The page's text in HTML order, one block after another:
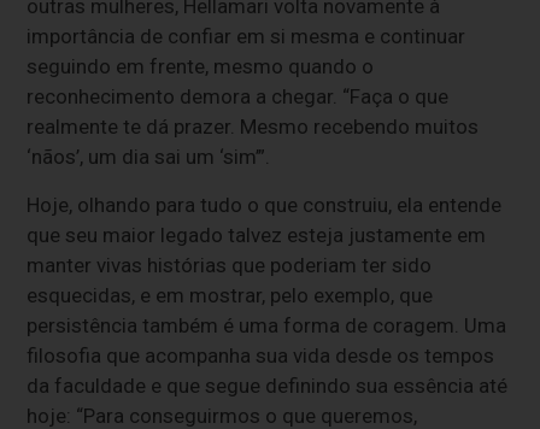
outras mulheres, Hellamari volta novamente à
importância de confiar em si mesma e continuar
seguindo em frente, mesmo quando o
reconhecimento demora a chegar. “Faça o que
realmente te dá prazer. Mesmo recebendo muitos
‘nãos’, um dia sai um ‘sim’”.
Hoje, olhando para tudo o que construiu, ela entende
que seu maior legado talvez esteja justamente em
manter vivas histórias que poderiam ter sido
esquecidas, e em mostrar, pelo exemplo, que
persistência também é uma forma de coragem. Uma
filosofia que acompanha sua vida desde os tempos
da faculdade e que segue definindo sua essência até
hoje: “Para conseguirmos o que queremos,